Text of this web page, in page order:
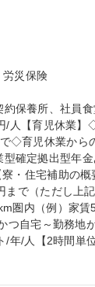
労災保険
保養所、社員
/人【育児休業
◇育児休業か
確定拠出型年
・住宅補助の
で（ただし上
圏内（例）家
自宅～勤務地
年/人【2時間単